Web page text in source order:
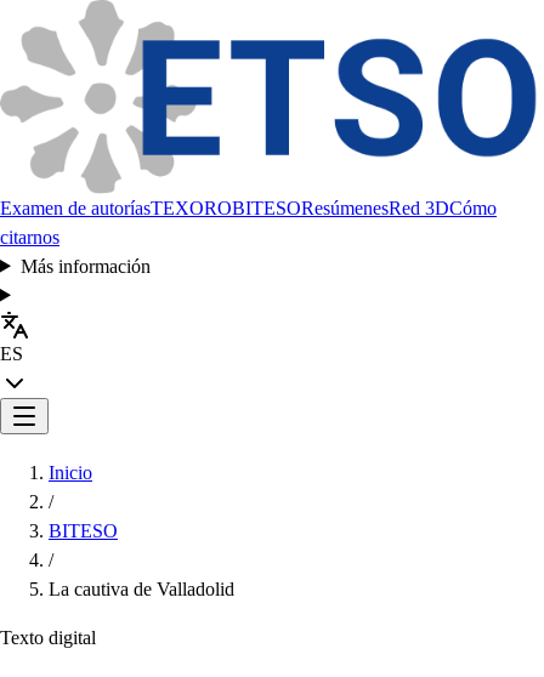
Examen de autoríasTEXOROBITESOResúmenesRed 3DCómo
citarnos
Más información
ES
Inicio
/
BITESO
/
La cautiva de Valladolid
Texto digital